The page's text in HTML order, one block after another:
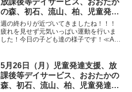
放課後等デイサービス、おおたか
の森、初石、流山、柏、児童発達
ラム こども障害 運動療育 柳
沢運動プログ発達気になる 発達
障害 放デイ 自閉症 ADHD
週の終わりが近づいてきましたね！！！
疲れを見せず元気いっぱい運動を行いま
した！今日の子ども達の様子です！≪AM
アップではとび箱の二段目を敷いた凸凹
コースに挑戦しました！...
5月26日（月）児童発達支援、放
課後等デイサービス、おおたかの
森、初石、流山、柏、児童発達